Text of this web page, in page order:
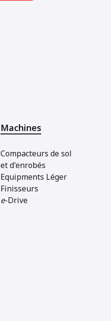
Machines
Compacteurs de sol
et d'enrobés
Equipments Léger
Finisseurs
e-Drive